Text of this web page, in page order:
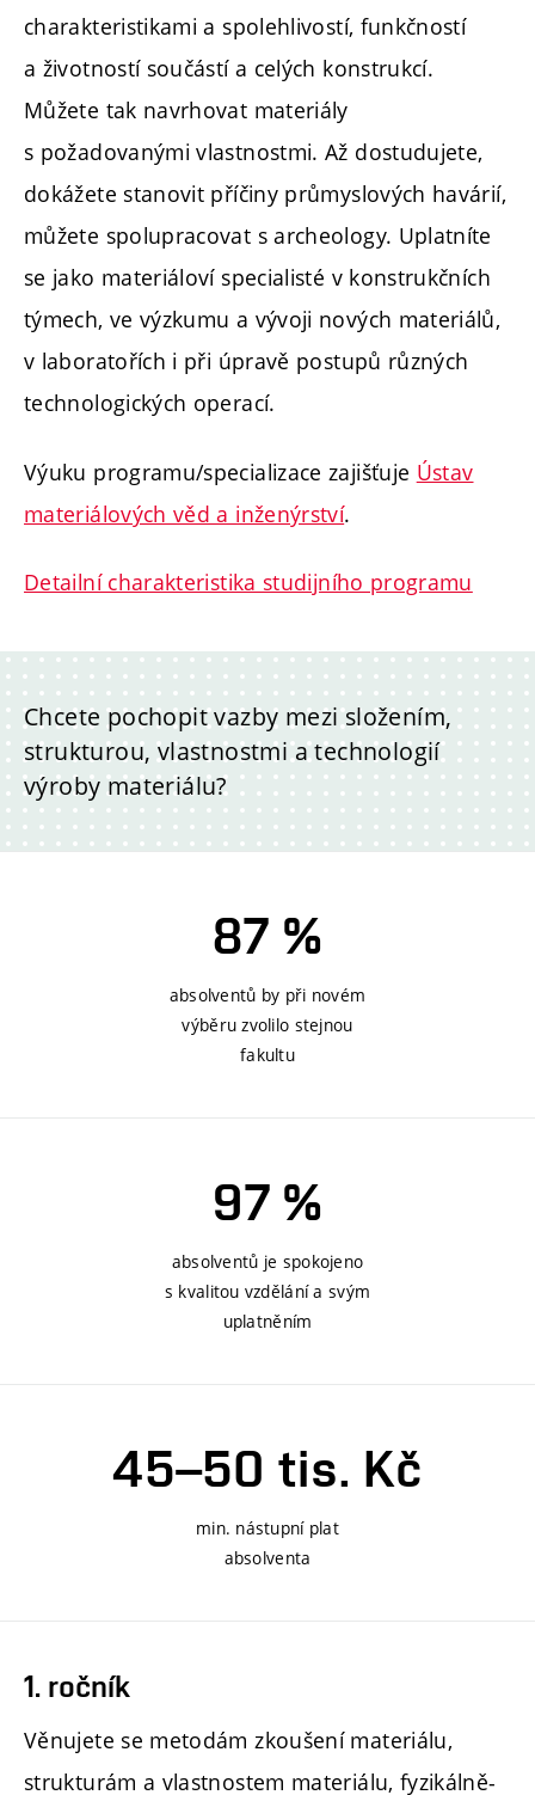
charakteristikami a spolehlivostí, funkčností
a životností součástí a celých konstrukcí.
Můžete tak navrhovat materiály
s požadovanými vlastnostmi. Až dostudujete,
dokážete stanovit příčiny průmyslových havárií,
můžete spolupracovat s archeology. Uplatníte
se jako materiáloví specialisté v konstrukčních
týmech, ve výzkumu a vývoji nových materiálů,
v laboratořích i při úpravě postupů různých
technologických operací.
Výuku programu/specializace zajišťuje Ústav
materiálových věd a inženýrství.
Detailní charakteristika studijního programu
Chcete pochopit vazby mezi složením,
strukturou, vlastnostmi a technologií
výroby materiálu?
87 %
absolventů by při novém
výběru zvolilo stejnou
fakultu
97 %
absolventů je spokojeno
s kvalitou vzdělání a svým
uplatněním
45–50 tis. Kč
min. nástupní plat
absolventa
1. ročník
Věnujete se metodám zkoušení materiálu,
strukturám a vlastnostem materiálu, fyzikálně-